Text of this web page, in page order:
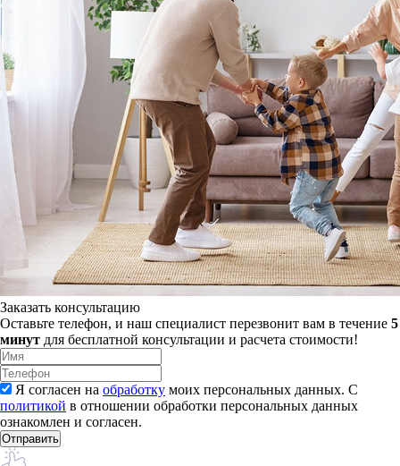
Заказать консультацию
Оставьте телефон, и наш специалист перезвонит вам в течение 5
минут для бесплатной консультации и расчета стоимости!
Я согласен на обработку моих персональных данных. С
политикой в отношении обработки персональных данных
ознакомлен и согласен.